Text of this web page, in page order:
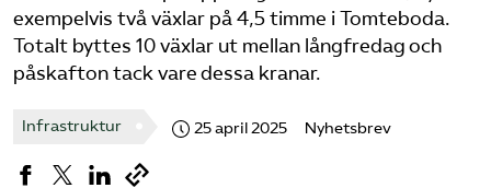
exempelvis två växlar på 4,5 timme i Tomteboda.
Totalt byttes 10 växlar ut mellan långfredag och
påskafton tack vare dessa kranar.
Infrastruktur 25 april 2025 Nyhetsbrev